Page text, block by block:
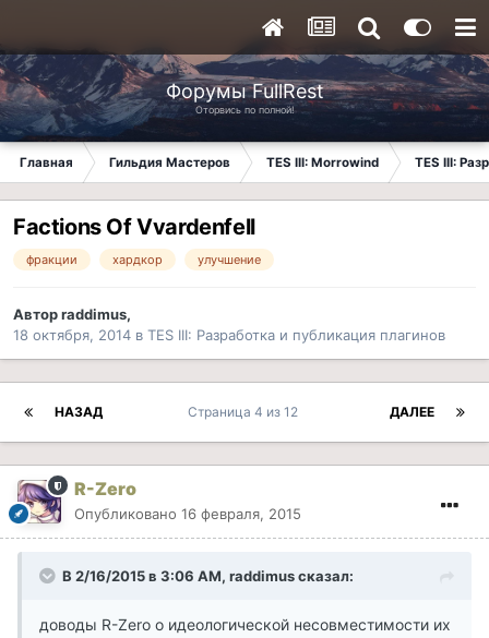
Форумы FullRest
Оторвись по полной!
Главная Гильдия Мастеров TES III: Morrowind TES III:
Factions Of Vvardenfell
фракции хардкор улучшение
Авторraddimus,
18 октября, 2014 в TES III: Разработка и публикация плагинов
НАЗАД ДАЛЕЕ
Страница 4 из 12
R-Zero
Опубликовано 16 февраля, 2015
В 2/16/2015 в 3:06 AM, raddimus сказал:
доводы R-Zero о идеологической несовместимости их